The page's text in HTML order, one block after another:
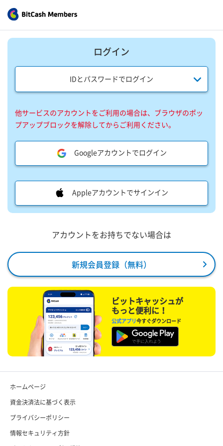
ログイン
IDとパスワードでログイン
他サービスのアカウントをご利用の場合は、ブラウザのポッ
プアップブロックを解除してからご利用ください。
Googleアカウントでログイン
Appleアカウントでサインイン
アカウントをお持ちでない場合は
新規会員登録（無料）
ビットキャッシュが
もっと便利に！
公式アプリ今すぐダウンロード
ホームページ
資金決済法に基づく表示
プライバシーポリシー
情報セキュリティ方針